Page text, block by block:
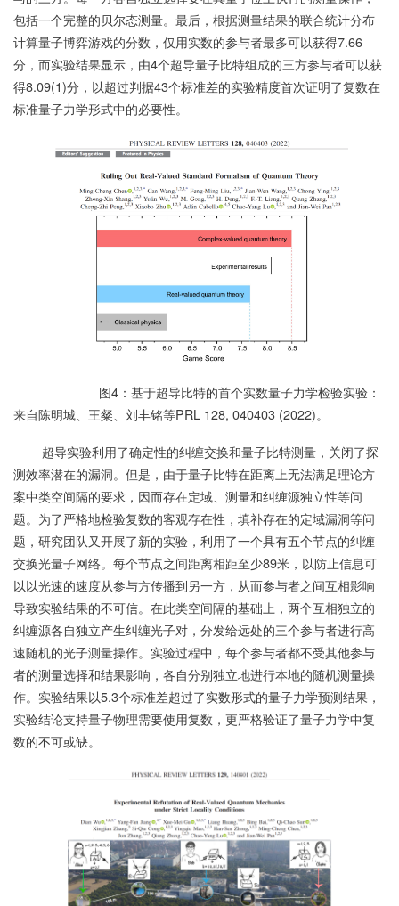
包括一个完整的贝尔态测量。最后，根据测量结果的联合统计分布
计算量子博弈游戏的分数，仅用实数的参与者最多可以获得7.66
分，而实验结果显示，由4个超导量子比特组成的三方参与者可以获
得8.09(1)分，以超过判据43个标准差的实验精度首次证明了复数在
标准量子力学形式中的必要性。
图4：基于超导比特的首个实数量子力学检验实验：
来自陈明城、王粲、刘丰铭等PRL 128, 040403 (2022)。
超导实验利用了确定性的纠缠交换和量子比特测量，关闭了探
测效率潜在的漏洞。但是，由于量子比特在距离上无法满足理论方
案中类空间隔的要求，因而存在定域、测量和纠缠源独立性等问
题。为了严格地检验复数的客观存在性，填补存在的定域漏洞等问
题，研究团队又开展了新的实验，利用了一个具有五个节点的纠缠
交换光量子网络。每个节点之间距离相距至少89米，以防止信息可
以以光速的速度从参与方传播到另一方，从而参与者之间互相影响
导致实验结果的不可信。在此类空间隔的基础上，两个互相独立的
纠缠源各自独立产生纠缠光子对，分发给远处的三个参与者进行高
速随机的光子测量操作。实验过程中，每个参与者都不受其他参与
者的测量选择和结果影响，各自分别独立地进行本地的随机测量操
作。实验结果以5.3个标准差超过了实数形式的量子力学预测结果，
实验结论支持量子物理需要使用复数，更严格验证了量子力学中复
数的不可或缺。